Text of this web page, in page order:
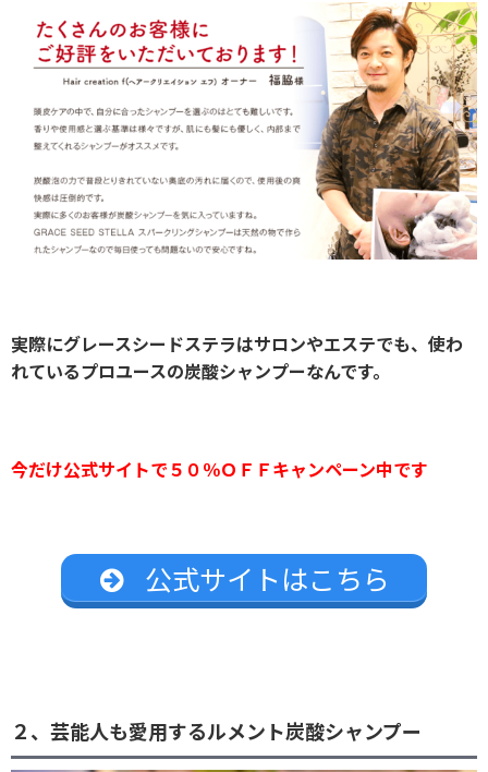
実際にグレースシードステラはサロンやエステでも、使わ
れているプロユースの炭酸シャンプーなんです。
今だけ公式サイトで５０％ＯＦＦキャンペーン中です
公式サイトはこちら
２、芸能人も愛用するルメント炭酸シャンプー